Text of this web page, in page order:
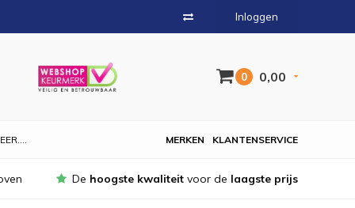
Inloggen
0 0,00
KLANTENSERVICE
MERKEN
De hoogste kwaliteit voor de laagste prijs